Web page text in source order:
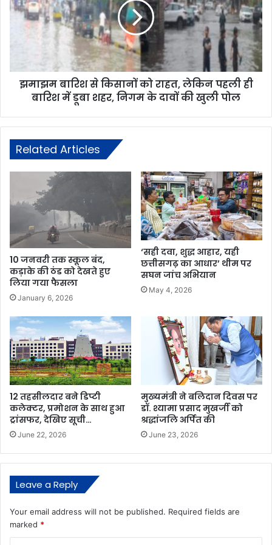
झमाझम बारिश से किसानों को राहत, लेकिन पहली ही
बारिश में डूबा शहर, निगम के दावों की खुली पोल
Related Articles
10 जनवरी तक स्कूल बंद,
कड़ाके की ठंड को देखते हुए
लिया गया फैसला
January 6, 2026
‘सही दवा, शुद्ध आहार, यही
छत्तीसगढ़ का आधार’ थीम पर
सघन जांच अभियान
May 4, 2026
12 तहसीलदार बने डिप्टी
कलेक्टर, प्रमोशन के साथ हुआ
ट्रांसफर, देखिए सूची…
June 22, 2026
मुख्यमंत्री ने बलिदान दिवस पर
डॉ. श्यामा प्रसाद मुखर्जी को
श्रद्धांजलि अर्पित की
June 23, 2026
Leave a Reply
Your email address will not be published. Required fields are
marked *